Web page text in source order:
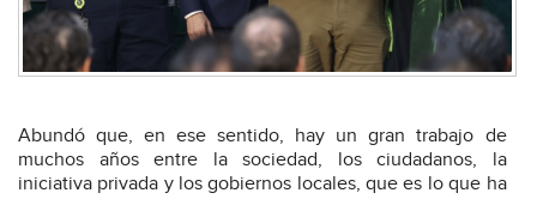
Abundó que, en ese sentido, hay un gran trabajo de
muchos años entre la sociedad, los ciudadanos, la
iniciativa privada y los gobiernos locales, que es lo que ha